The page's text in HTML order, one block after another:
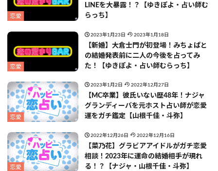
恋愛
LINEを大暴露！？【ゆきぽよ・占い師む
らっち】
恋愛
2023年1月23日 2023年1月18日
【新婚】大倉士門が初登場！みちょぱと
の結婚発表前に二人の今後を占ってみ
た！【ゆきぽよ・占い師むらっち】
恋愛
2023年1月2日 2022年12月27日
【MC卒業】彼氏いない歴48年！ナジャ
グランディーバを元ホスト占い師が恋愛
運をガチ鑑定【山根千佳・斗弥】
恋愛
2022年12月26日 2022年12月16日
【菜乃花】グラビアアイドルがガチ恋愛
相談！2023年に運命の結婚相手が現れ
る！？【ナジャ・山根千佳・斗弥】